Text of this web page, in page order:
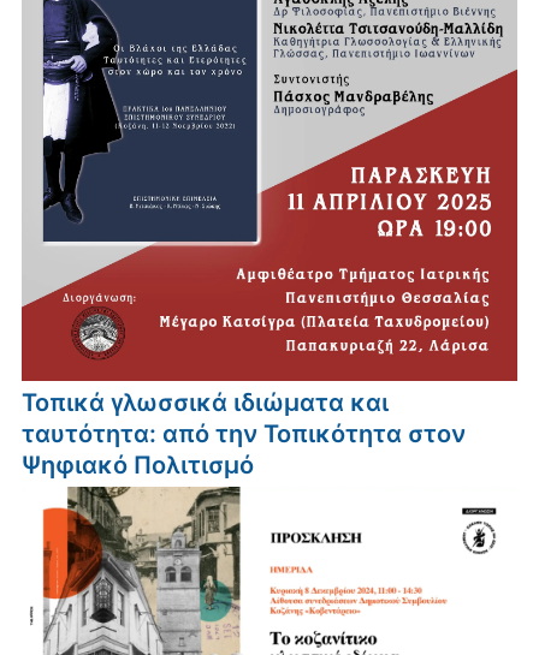
Τοπικά γλωσσικά ιδιώματα και
ταυτότητα: από την Τοπικότητα στον
Ψηφιακό Πολιτισμό